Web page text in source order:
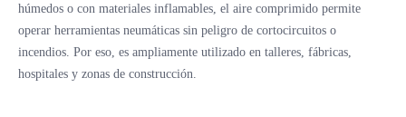
húmedos o con materiales inflamables, el aire comprimido permite
operar herramientas neumáticas sin peligro de cortocircuitos o
incendios. Por eso, es ampliamente utilizado en talleres, fábricas,
hospitales y zonas de construcción.